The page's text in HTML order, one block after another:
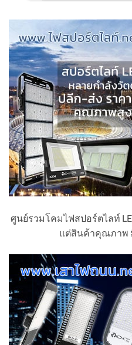
ศูนย์รวมโคมไฟสปอร์ตไลท์
แต่สินค้าคุณภาพ